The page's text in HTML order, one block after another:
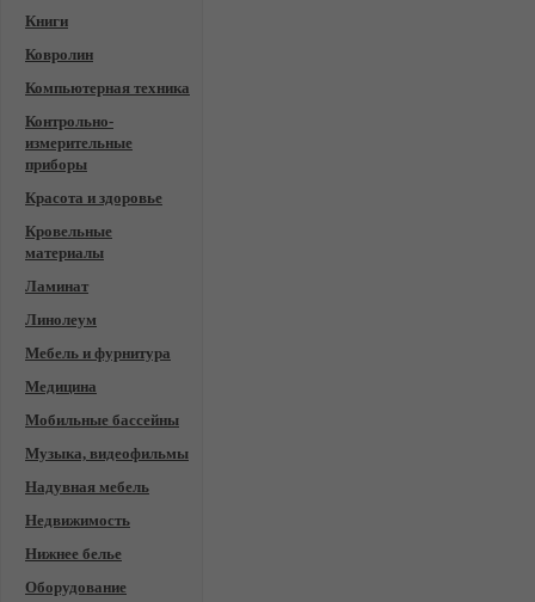
Книги
Ковролин
Компьютерная техника
Контрольно-
измерительные
приборы
Красота и здоровье
Кровельные
материалы
Ламинат
Линолеум
Мебель и фурнитура
Медицина
Мобильные бассейны
Музыка, видеофильмы
Надувная мебель
Недвижимость
Нижнее белье
Оборудование